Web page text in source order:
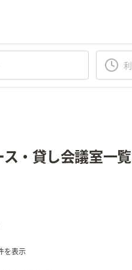
・貸し会議室一覧
を表示